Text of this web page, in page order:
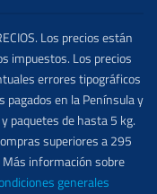
Los precios están
impuestos. Los precios
errores tipográficos
pagados en la Península y
paquetes de hasta 5 kg.
superiores a 295
información sobre
generales